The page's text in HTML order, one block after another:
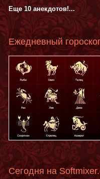
Еще 10 анекдотов!...
Ежедневный
Сегодня на